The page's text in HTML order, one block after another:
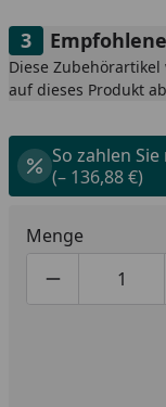
Diese
auf dieses Produkt
So zahlen
(– 136,88 €)
Menge